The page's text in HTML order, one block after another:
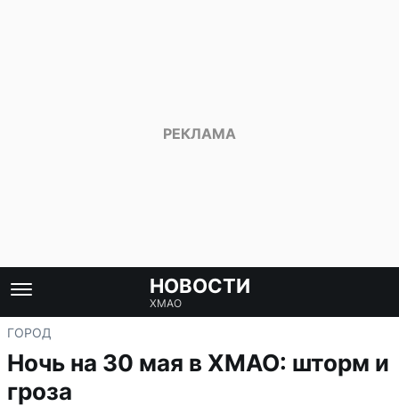
НОВОСТИ
ХМАО
ГОРОД
Ночь на 30 мая в ХМАО: шторм и
гроза